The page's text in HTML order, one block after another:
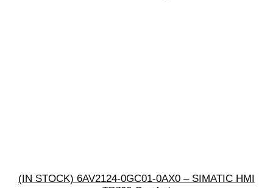
(IN STOCK) 6AV2124-0GC01-0AX0 – SIMATIC HMI